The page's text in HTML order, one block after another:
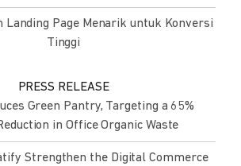
Landing Page Menarik untuk Konversi
Tinggi
PRESS RELEASE
Green Pantry, Targeting a 65%
in Office Organic Waste
Strengthen the Digital Commerce